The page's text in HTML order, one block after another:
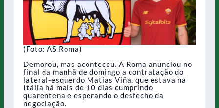
(Foto: AS Roma)
Demorou, mas aconteceu. A Roma anunciou no
final da manhã de domingo a contratação do
lateral-esquerdo Matías Viña, que estava na
Itália há mais de 10 dias cumprindo
quarentena e esperando o desfecho da
negociação.